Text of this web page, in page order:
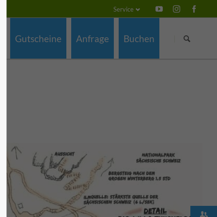
Service
überspringen
Gutscheine Anfrage Buchen